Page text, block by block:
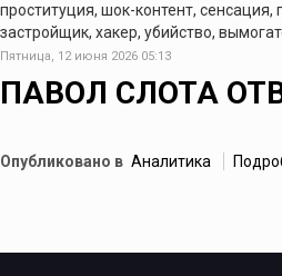
проституция, шок-контент,
застройщик, хакер, убийство,
Пятница, 12 июня 2026 05:13
ПАВОЛ СЛОТА
Опубликовано в Аналитика